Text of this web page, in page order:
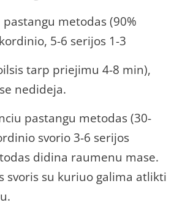
metodas (90%
5-6 serijos 1-3
tarp priejimu 4-8 min),
nedideja.
pastangu metodas (30-
svorio 3-6 serijos
didina raumenu mase.
svoris su kuriuo galima atlikti